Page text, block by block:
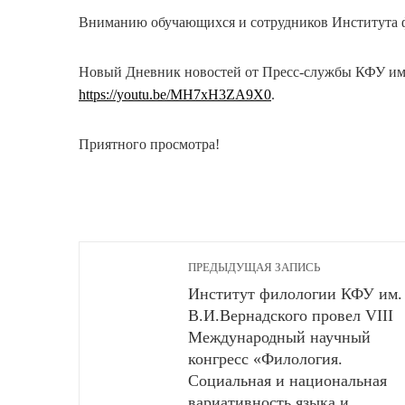
Вниманию обучающихся и сотрудников Института
Новый Дневник новостей от Пресс-службы КФУ
https://youtu.be/MH7xH3ZA9X0.
Приятного просмотра!
ПРЕДЫДУЩАЯ ЗАПИСЬ
Институт филологии КФУ им.
В.И.Вернадского провел VIII
Международный научный
конгресс «Филология.
Социальная и национальная